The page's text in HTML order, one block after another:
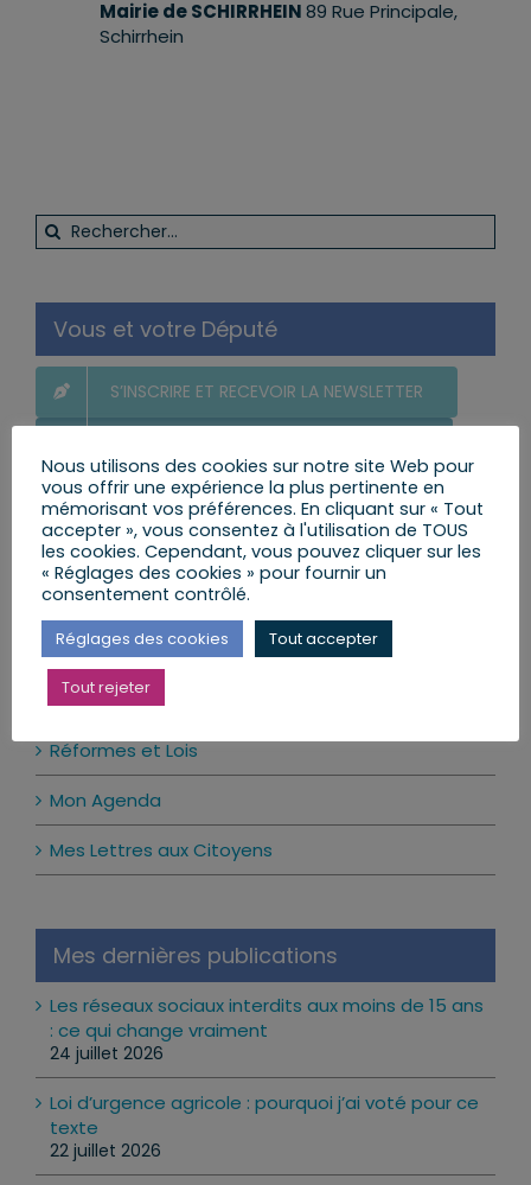
Mairie de SCHIRRHEIN89 Rue Principale,
Schirrhein
Rechercher:
Vous et votre Député
S’INSCRIRE ET RECEVOIR LA NEWSLETTER
POSER UNE QUESTION AU DÉPUTÉ
LE CALENDRIER DES PERMANENCES
Actualité par catégories
Mes Actions
Réformes et Lois
Mon Agenda
Mes Lettres aux Citoyens
Mes dernières publications
Les réseaux sociaux interdits aux moins de 15 ans
: ce qui change vraiment
24 juillet 2026
Loi d’urgence agricole : pourquoi j’ai voté pour ce
texte
22 juillet 2026
Nous utilisons des cookies sur notre site Web pour
vous offrir une expérience la plus pertinente en
mémorisant vos préférences. En cliquant sur « Tout
accepter », vous consentez à l'utilisation de TOUS
les cookies. Cependant, vous pouvez cliquer sur les
« Réglages des cookies » pour fournir un
consentement contrôlé.
Réglages des cookies Tout accepter
Tout rejeter